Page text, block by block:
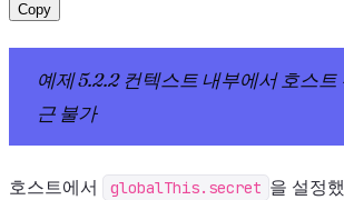
Copy
예제 5.2.2 컨텍스트 내부에서 호스트
근 불가
호스트에서 globalThis.secret 을 설정